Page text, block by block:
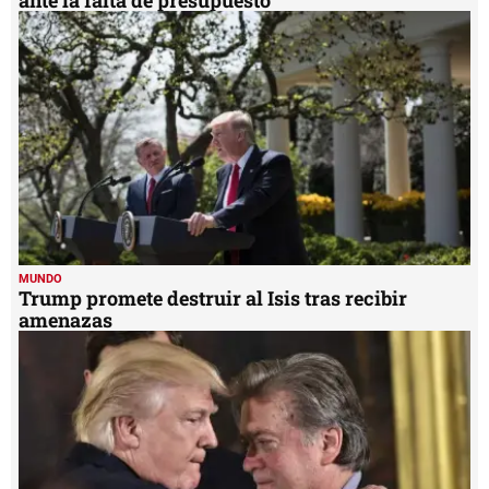
MUNDO
Trump promete destruir al Isis tras recibir
amenazas